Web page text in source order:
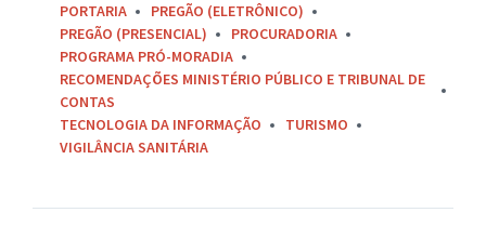
PORTARIA
PREGÃO (ELETRÔNICO)
PREGÃO (PRESENCIAL)
PROCURADORIA
PROGRAMA PRÓ-MORADIA
RECOMENDAÇÕES MINISTÉRIO PÚBLICO E TRIBUNAL DE
CONTAS
TECNOLOGIA DA INFORMAÇÃO
TURISMO
VIGILÂNCIA SANITÁRIA